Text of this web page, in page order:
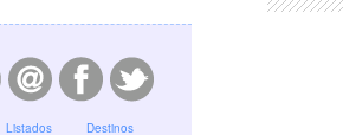
Listados Destinos